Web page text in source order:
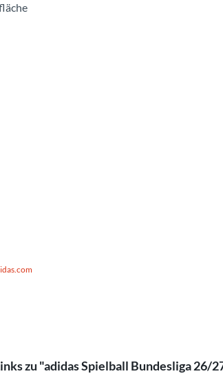
zu "adidas Spielball Bundesliga 26/